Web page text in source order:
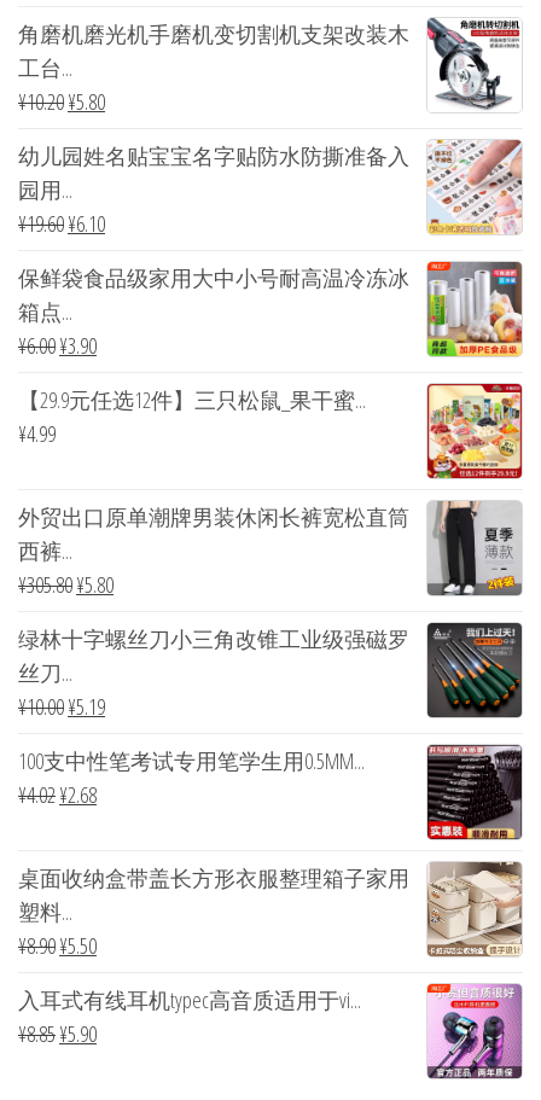
角磨机磨光机手磨机变切割机支架改装木
工台...
¥10.20¥5.80
幼儿园姓名贴宝宝名字贴防水防撕准备入
园用...
¥19.60¥6.10
保鲜袋食品级家用大中小号耐高温冷冻冰
箱点...
¥6.00¥3.90
【29.9元任选12件】三只松鼠_果干蜜...
¥4.99
外贸出口原单潮牌男装休闲长裤宽松直筒
西裤...
¥305.80¥5.80
绿林十字螺丝刀小三角改锥工业级强磁罗
丝刀...
¥10.00¥5.19
100支中性笔考试专用笔学生用0.5MM...
¥4.02¥2.68
桌面收纳盒带盖长方形衣服整理箱子家用
塑料...
¥8.90¥5.50
入耳式有线耳机typec高音质适用于vi...
¥8.85¥5.90